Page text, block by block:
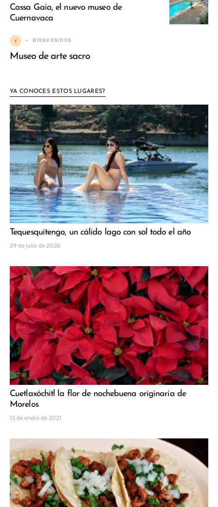
Cassa Gaia, el nuevo museo de
Cuernavaca
5 BIENVENIDOS
Museo de arte sacro
YA CONOCES ESTOS LUGARES?
Tequesquitengo, un cálido lago con sol todo el año
29 de julio de 2026
Cuetlaxóchitl la flor de nochebuena originaria de
Morelos
13 de enero de 2021